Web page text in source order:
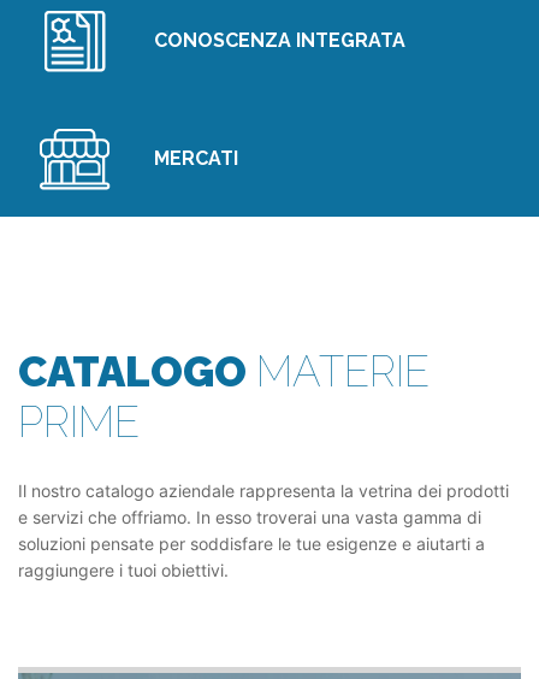
CONOSCENZA INTEGRATA
MERCATI
CATALOGO MATERIE
PRIME
Il nostro catalogo aziendale rappresenta la vetrina dei prodotti
e servizi che offriamo. In esso troverai una vasta gamma di
soluzioni pensate per soddisfare le tue esigenze e aiutarti a
raggiungere i tuoi obiettivi.